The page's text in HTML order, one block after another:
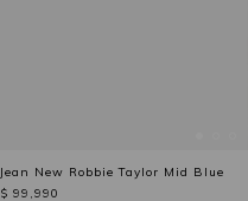
Jean New Robbie Taylor Mid Blue
$ 99,990